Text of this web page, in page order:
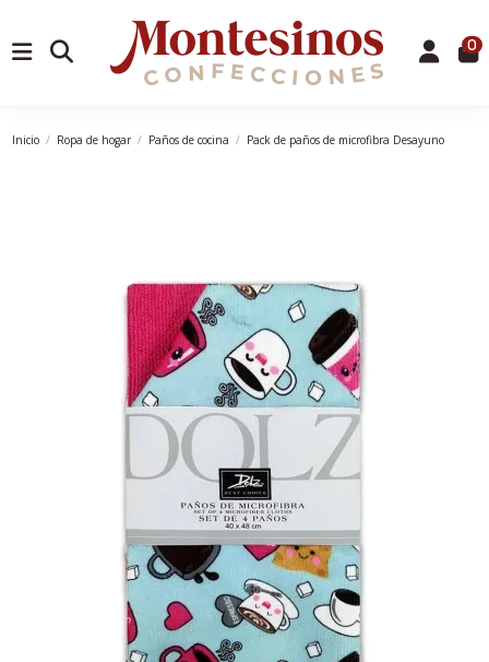
0
Inicio Ropa de hogar Paños de cocina Pack de paños de microfibra Desayuno